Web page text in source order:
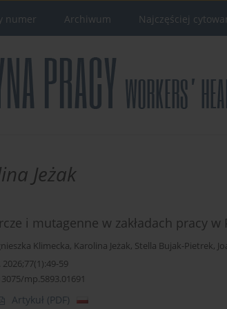
numer Archiwum Najczęściej
Jeżak
i mutagenne w zakładach pracy w
Klimecka, Karolina Jeżak, Stella Bujak-Pietrek,
59
mp.5893.01691
Artykuł (PDF)